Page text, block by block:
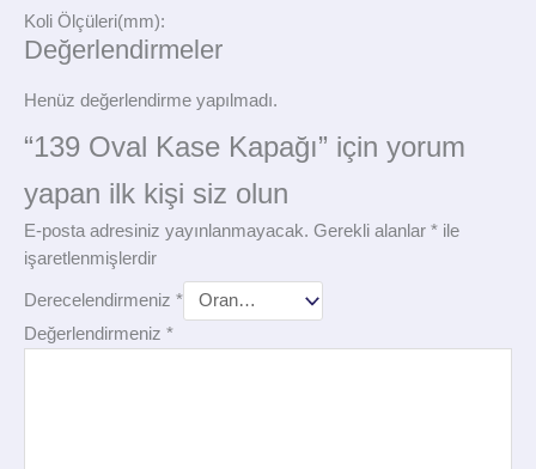
Koli Ölçüleri(mm):
Değerlendirmeler
Henüz değerlendirme yapılmadı.
“139 Oval Kase Kapağı” için yorum
yapan ilk kişi siz olun
E-posta adresiniz yayınlanmayacak. Gerekli alanlar * ile
işaretlenmişlerdir
Derecelendirmeniz *
Değerlendirmeniz *